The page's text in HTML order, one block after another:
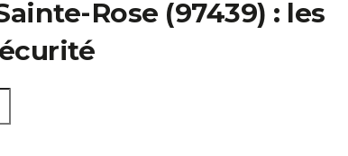
Rose (97439) : les